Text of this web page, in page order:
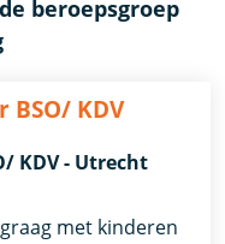
beroepsgroep
BSO/ KDV
KDV - Utrecht
met kinderen